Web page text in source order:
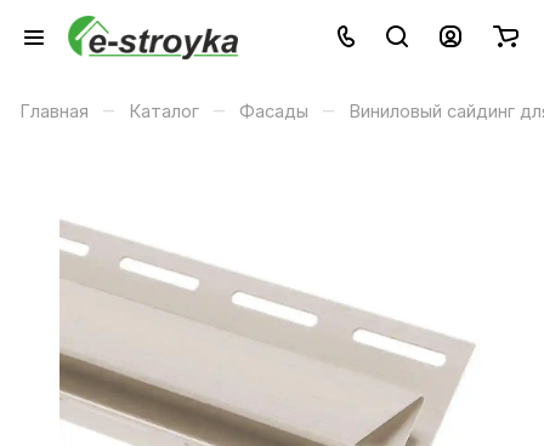
Главная – Каталог – Фасады – Виниловый сайдинг